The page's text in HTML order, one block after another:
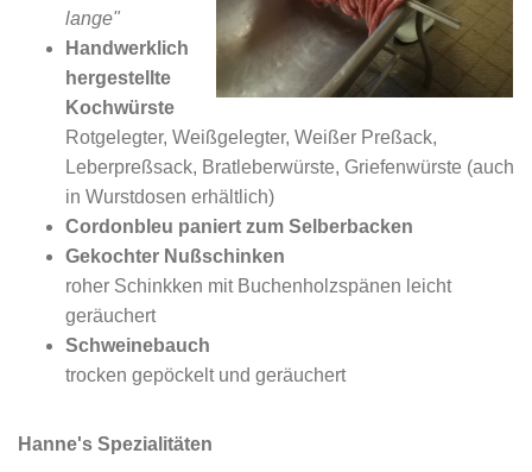
lange"
Handwerklich
hergestellte
Kochwürste
Rotgelegter, Weißgelegter, Weißer Preßack,
Leberpreßsack, Bratleberwürste, Griefenwürste (auch
in Wurstdosen erhältlich)
Cordonbleu paniert zum Selberbacken
Gekochter Nußschinken
roher Schinkken mit Buchenholzspänen leicht
geräuchert
Schweinebauch
trocken gepöckelt und geräuchert
Hanne's Spezialitäten